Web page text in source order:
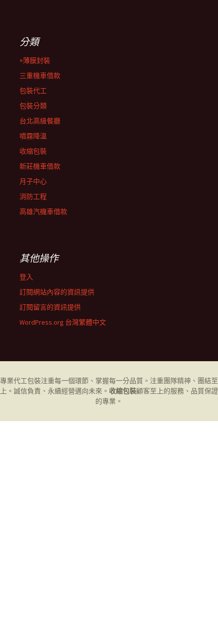
分類
×薄膜封裝
三重機車借款
包裝代工
包裝分類
台北高級餐廳
噴霧降溫
收縮包裝
新莊機車借款
月子中心
消防工程
高雄汽機車借款
其他操作
登入
訂閱網站內容的資訊提供
訂閱留言的資訊提供
WordPress.org 台灣繁體中文
專業代工包裝注重每一個環節、掌握每一分品質。注重團隊精神、團結至
上。誠信負責、永續經營邁向未來。 收縮包裝顧客至上的服務、品質保證
的專業。